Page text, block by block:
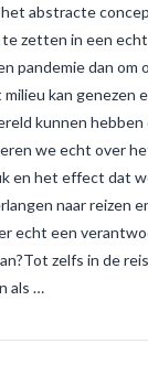
VIEW POST
abstracte
zetten in een
pandemie dan om
kan genezen
kunnen hebben
we echt over
en het effect dat
naar reizen
echt een
zelfs in de
als …